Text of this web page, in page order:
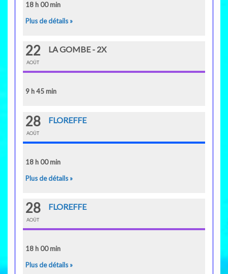
18 h 00 min
Plus de détails »
22
AOÛT
LA GOMBE - 2X
9 h 45 min
28
AOÛT
FLOREFFE
18 h 00 min
Plus de détails »
28
AOÛT
FLOREFFE
18 h 00 min
Plus de détails »